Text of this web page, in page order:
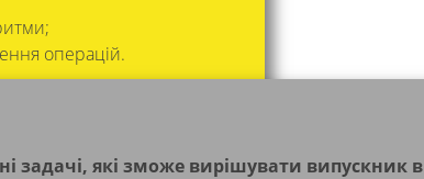
операцій.
задачі, які зможе вирішувати випускник в